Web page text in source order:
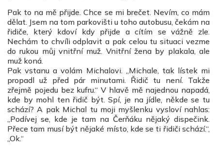
Pak to na mě přijde. Chce se mi brečet. Nevím, co mám
dělat. Jsem na tom parkovišti u toho autobusu, čekám na
řidiče, který kdoví kdy přijde a cítím se vážně zle.
Nechám to chvíli odplavit a pak celou tu situaci vezme
do rukou můj vnitřní muž. Vnitřní žena by plakala, ale
muž koná.
Pak vstanu a volám Michalovi. „Michale, tak lístek mi
propadl už před pár minutami. Řidič tu není. Takže
zřejmě pojedu bez kufru.“ V hlavě mě najednou napadá,
kde by mohl ten řidič být. Spí, je na jídle, někde se tu
schází? A pak Michal tu moji myšlenku vysloví nahlas:
„Podívej se, kde je tam na Čerňáku nějaký dispečink.
Přece tam musí být nějaké místo, kde se ti řidiči schází.“,
„Ok.“